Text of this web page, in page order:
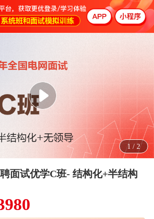
1 / 2
面试优学C班- 结构化+半结构